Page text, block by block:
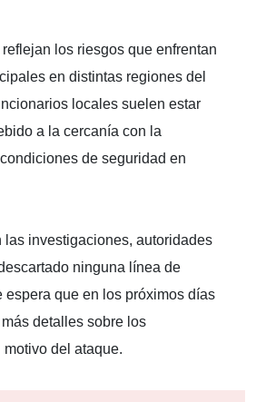
los riesgos que enfrentan
en distintas regiones del
locales suelen estar
a la cercanía con la
de seguridad en
las investigaciones, autoridades
ninguna línea de
espera que en los próximos días
detalles sobre los
del ataque.